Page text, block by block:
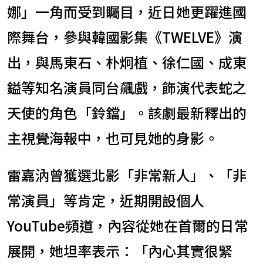
娜」一角而受到矚目，近日她更躍進國
際舞台，參與韓國影集《TWELVE》演
出，與馬東石、朴炯植、徐仁國、成東
鎰等知名演員同台飆戲，飾演代表蛇之
天使的角色「鈴鐺」。該劇最新釋出的
主視覺海報中，也可見她的身影。
雷嘉汭曾獲選北影「非常新人」、「非
常演員」等肯定，近期開設個人
YouTube頻道，內容從她在首爾的日常
展開，她坦率表示：「內心其實很緊